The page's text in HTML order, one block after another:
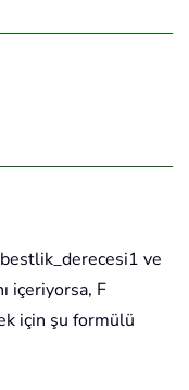
ve
içeriyorsa, F
için şu formülü